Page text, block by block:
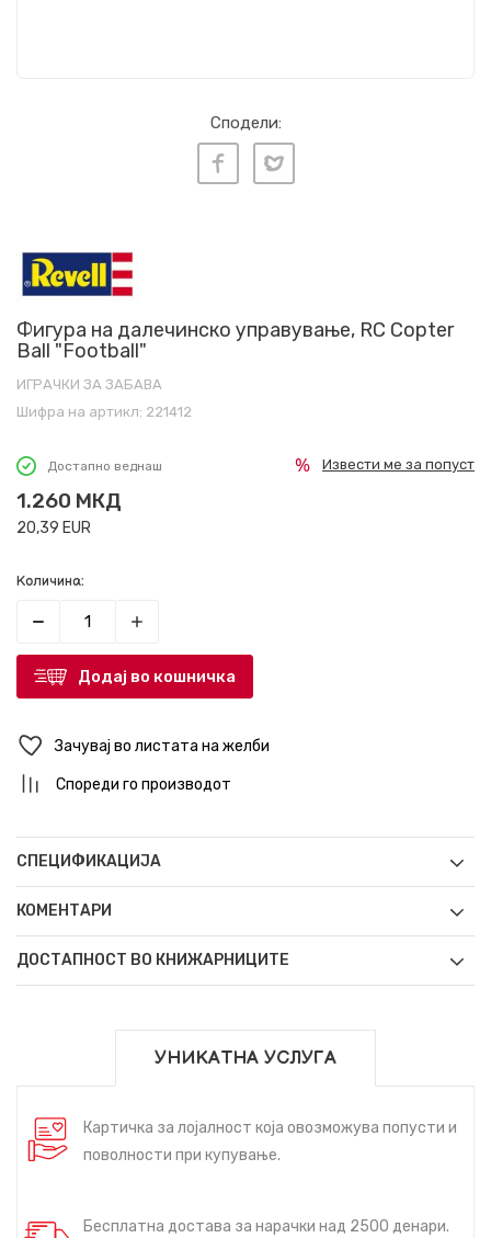
Сподели:
Фигура на далечинско управување, RC Copter
Ball "Football"
ИГРАЧКИ ЗА ЗАБАВА
Шифра на артикл: 221412
Достапно веднаш
1.260 МКД
20,39 EUR
Извести ме за попуст
Количина:
Додај во кошничка
Зачувај во листата на желби
Спореди го производот
СПЕЦИФИКАЦИЈА
КОМЕНТАРИ
ДОСТАПНОСТ ВО КНИЖАРНИЦИТЕ
УНИКАТНА УСЛУГА
Картичка за лојалност која овозможува попусти и
поволности при купување.
Бесплатна достава за нарачки над 2500 денари.